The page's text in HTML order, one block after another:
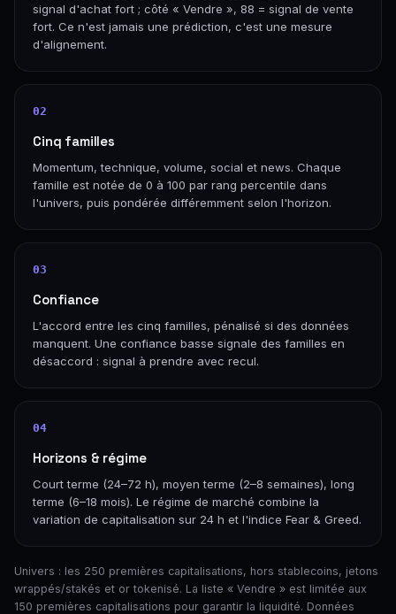
signal d'achat fort ; côté « Vendre », 88 = signal de vente
fort. Ce n'est jamais une prédiction, c'est une mesure
d'alignement.
02
Cinq familles
Momentum, technique, volume, social et news. Chaque
famille est notée de 0 à 100 par rang percentile dans
l'univers, puis pondérée différemment selon l'horizon.
03
Confiance
L'accord entre les cinq familles, pénalisé si des données
manquent. Une confiance basse signale des familles en
désaccord : signal à prendre avec recul.
04
Horizons & régime
Court terme (24–72 h), moyen terme (2–8 semaines), long
terme (6–18 mois). Le régime de marché combine la
variation de capitalisation sur 24 h et l'indice Fear & Greed.
Univers : les 250 premières capitalisations, hors stablecoins, jetons
wrappés/stakés et or tokenisé. La liste « Vendre » est limitée aux
150 premières capitalisations pour garantir la liquidité. Données